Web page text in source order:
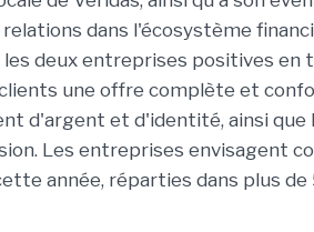
dans l'écosystème
deux entreprises positives en
une offre complète et
d'argent et d'identité, ainsi
Les entreprises envisagent
année, réparties dans plus de